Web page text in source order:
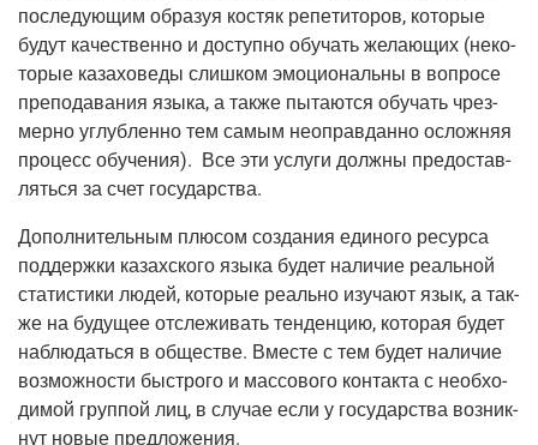
после­ду­ю­щим обра­зуя костяк репе­ти­то­ров, кото­рые
будут каче­ствен­но и доступ­но обу­чать жела­ю­щих (неко­
то­рые каза­хо­ве­ды слиш­ком эмо­ци­о­наль­ны в вопро­се
пре­по­да­ва­ния язы­ка, а так­же пыта­ют­ся обу­чать чрез­
мер­но углуб­лен­но тем самым неоправ­дан­но ослож­няя
про­цесс обу­че­ния). Все эти услу­ги долж­ны предо­став­
лять­ся за счет государства.
Допол­ни­тель­ным плю­сом созда­ния еди­но­го ресур­са
под­держ­ки казах­ско­го язы­ка будет нали­чие реаль­ной
ста­ти­сти­ки людей, кото­рые реаль­но изу­ча­ют язык, а так­
же на буду­щее отсле­жи­вать тен­ден­цию, кото­рая будет
наблю­дать­ся в обще­стве. Вме­сте с тем будет нали­чие
воз­мож­но­сти быст­ро­го и мас­со­во­го кон­так­та с необ­хо­
ди­мой груп­пой лиц, в слу­чае если у госу­дар­ства воз­ник­
нут новые предложения.